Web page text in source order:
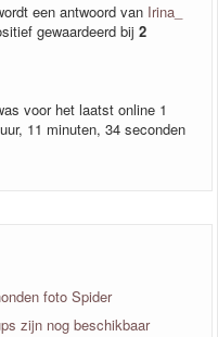
een antwoord van Irina_
gewaardeerd bij 2
voor het laatst online 1
11 minuten, 34 seconden